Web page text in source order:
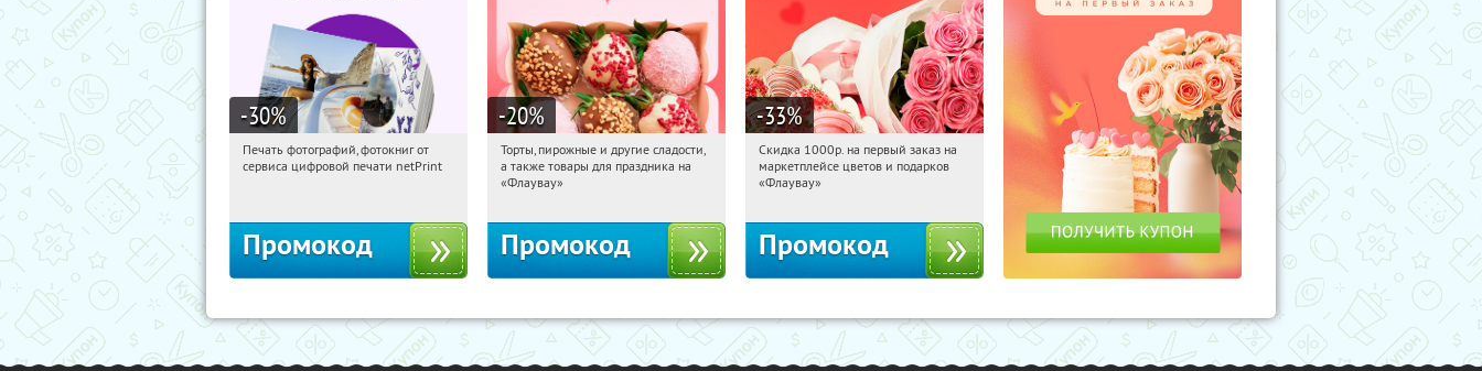
-30%
07:36:03 Получили:
Печать фотографий, фотокниг от
сервиса цифровой печати netPrint
Промокод
-20%
07:36:03 Получили:
Россия
Торты, пирожные и другие сладости,
а также товары для праздника на
«Флаувау»
Промокод
-33%
07:36:03 Получили:
Россия
Скидка 1000р. на первый заказ на
маркетплейсе цветов и подарков
«Флаувау»
Промокод